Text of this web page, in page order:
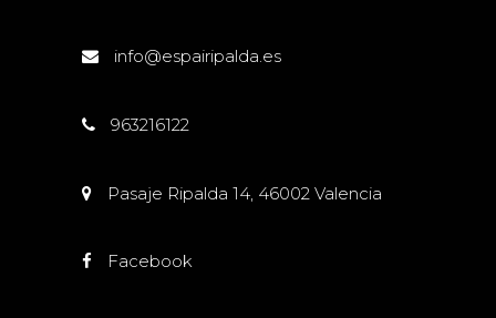
info@espairipalda.es
963216122
Pasaje Ripalda 14, 46002 Valencia
Facebook